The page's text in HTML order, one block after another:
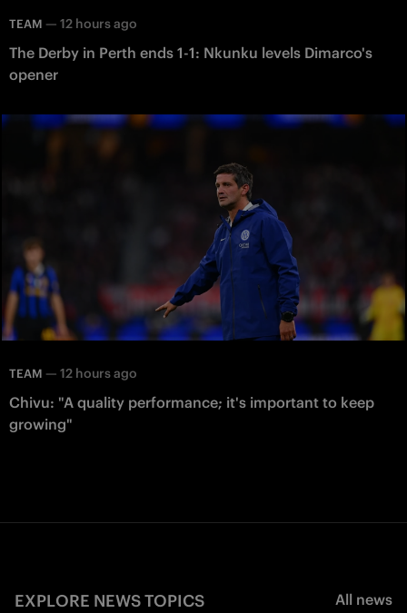
TEAM — 12 hours ago
The Derby in Perth ends 1-1: Nkunku levels Dimarco's
opener
TEAM — 12 hours ago
Chivu: "A quality performance; it's important to keep
growing"
EXPLORE NEWS TOPICS All news